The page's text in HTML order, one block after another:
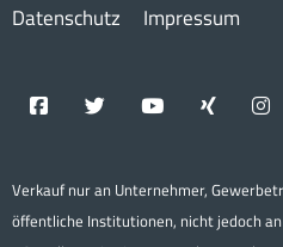
Datenschutz Impressum
Verkauf nur an Unternehmer,
öffentliche Institutionen, nicht jedoch